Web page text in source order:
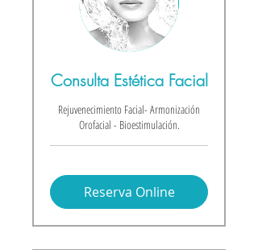
Consulta Estética Facial
Rejuvenecimiento Facial- Armonización
Orofacial - Bioestimulación.
Reserva Online